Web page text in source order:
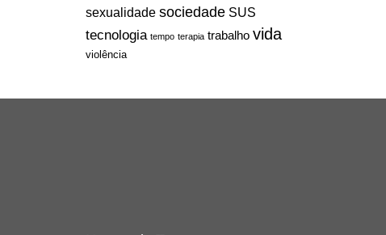
sexualidade sociedade SUS
tecnologia tempo terapia trabalho vida
violência